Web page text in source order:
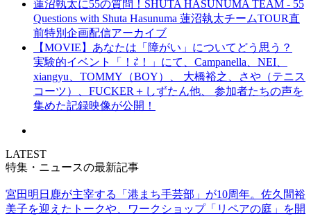
蓮沼執太に55の質問！SHUTA HASUNUMA TEAM - 55
Questions with Shuta Hasunuma 蓮沼執太チームTOUR直
前特別企画配信アーカイブ
【MOVIE】あなたは「障がい」についてどう思う？
実験的イベント「！⇄！」にて、Campanella、NEI、
xiangyu、TOMMY（BOY）、 大橋裕之、さや（テニス
コーツ）、FUCKER＋しずたん他、 参加者たちの声を
集めた記録映像が公開！
LATEST
特集・ニュースの最新記事
宮田明日鹿が主宰する「港まち手芸部」が10周年。佐久間裕
美子を迎えたトークや、ワークショップ「リペアの庭」を開